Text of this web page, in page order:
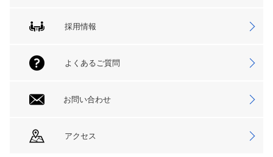
採用情報
よくあるご質問
お問い合わせ
アクセス